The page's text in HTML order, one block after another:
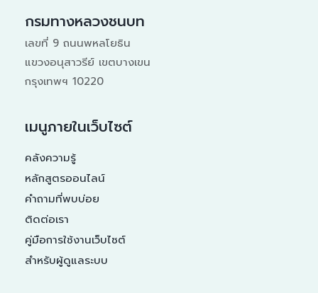
กรมทางหลวงชนบท
เลขที่ 9 ถนนพหลโยธิน
แขวงอนุสาวรีย์ เขตบางเขน
กรุงเทพฯ 10220
เมนูภายในเว็บไซต์
คลังความรู้
หลักสูตรออนไลน์
คำถามที่พบบ่อย
ติดต่อเรา
คู่มือการใช้งานเว็บไซต์
สำหรับผู้ดูแลระบบ